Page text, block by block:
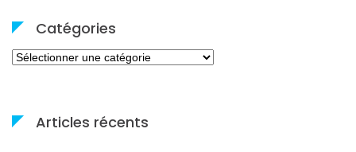
Catégories
Catégories
Articles récents